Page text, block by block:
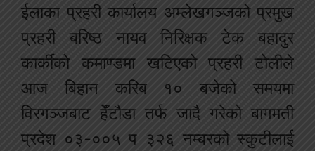
ईलाका प्रहरी कार्यालय अम्लेखगञ्जको प्रमुख
प्रहरी बरिष्ठ नायव निरिक्षक टेक बहादुर
कार्कीको कमाण्डमा खटिएको प्रहरी टोलीले
आज बिहान करिब १० बजेको समयमा
विरगञ्जबाट हेँटौडा तर्फ जादै गरेको बागमती
प्रदेश ०३-००५ प ३२६ नम्बरको स्कुटीलाई